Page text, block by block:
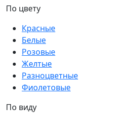
По цвету
Красные
Белые
Розовые
Желтые
Разноцветные
Фиолетовые
По виду